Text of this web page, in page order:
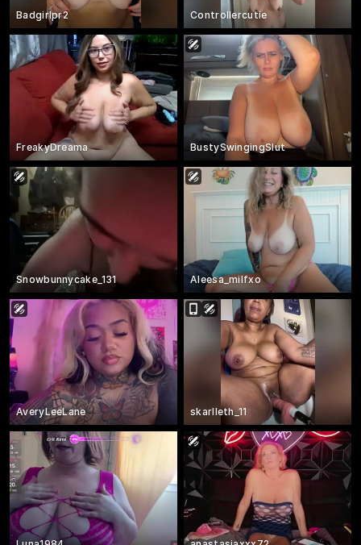
Badgirlpr2 Controllercutie
FreakyDreama BustySwingingSlut
Snowbunnycake_131 Aleesa_milfxo
AveryLeeLane skarlleth_11